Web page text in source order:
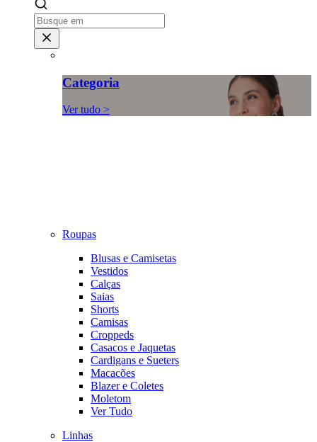
Categoria
Ver tudo >
Roupas
Blusas e Camisetas
Vestidos
Calças
Saias
Shorts
Camisas
Croppeds
Casacos e Jaquetas
Cardigans e Sueters
Macacões
Blazer e Coletes
Moletom
Ver Tudo
Linhas